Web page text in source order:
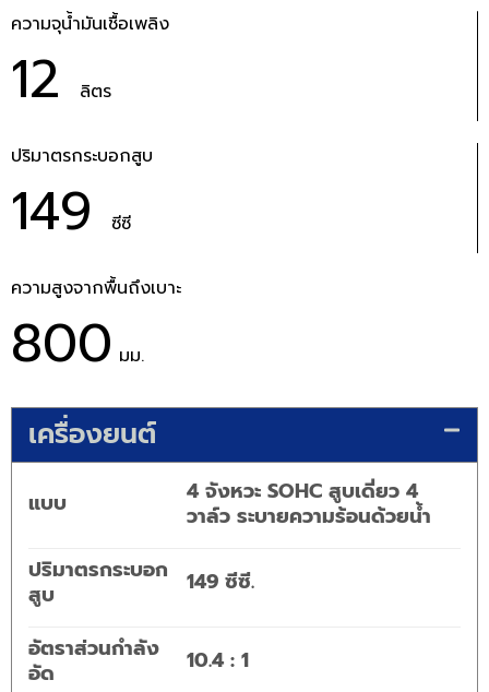
ความจุน้ำมันเชื้อเพลิง
12 ลิตร
ปริมาตรกระบอกสูบ
149 ซีซี
ความสูงจากพื้นถึงเบาะ
800 มม.
เครื่องยนต์
แบบ
4 จังหวะ SOHC สูบเดี่ยว 4
วาล์ว ระบายความร้อนด้วยน้ำ
ปริมาตรกระบอก
สูบ
149 ซีซี.
อัตราส่วนกำลัง
อัด
10.4 : 1